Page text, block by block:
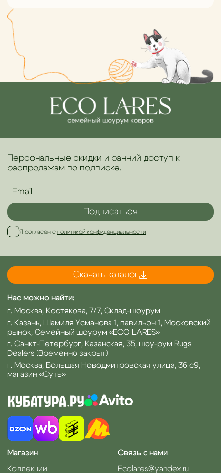
Персональные скидки и ранний доступ к
распродажам по подписке.
Подписаться
Я согласен с политикой конфиденциальности
Скачать каталог
Нас можно найти:
г. Москва, Костякова, 7/7, Склад-шоурум
г. Казань, Шамиля Усманова 1, павильон 1, Московский
рынок, Семейный шоурум «ECO LARES»
г. Санкт-Петербург, Казанская, 35, шоу-рум Rugs
Dealers (Временно закрыт)
г. Москва, Большая Новодмитровская улица, 36 с9,
магазин «Суть»
Магазин
Коллекции
Связь с нами
Ecolares@yandex.ru